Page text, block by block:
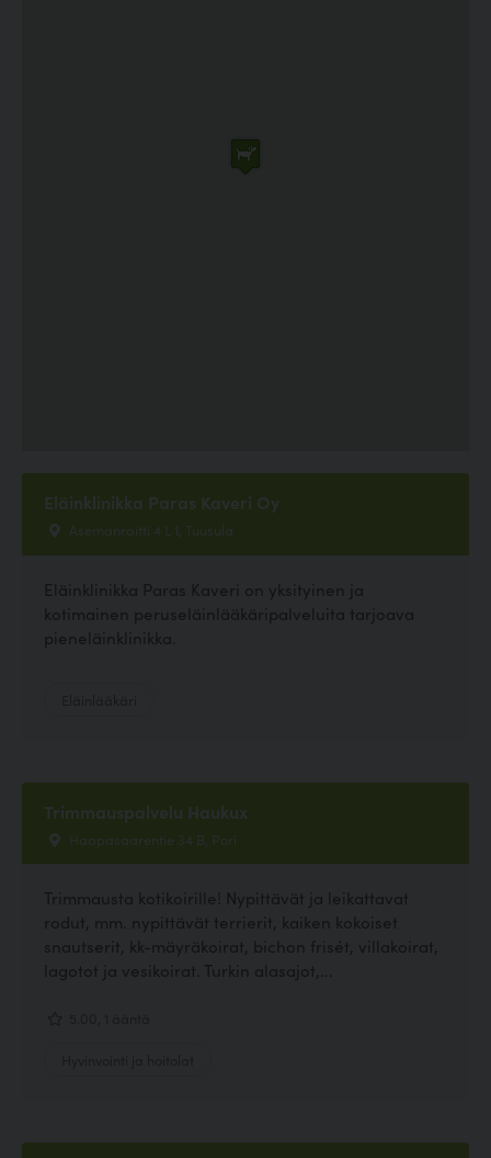
Eläinklinikka Paras Kaveri Oy
Asemanraitti 4 L 1, Tuusula
Eläinklinikka Paras Kaveri on yksityinen ja
kotimainen peruseläinlääkäripalveluita tarjoava
pieneläinklinikka.
Trimmauspalvelu Haukux
Haapasaarentie 34 B, Pori
Trimmausta kotikoirille! Nypittävät ja leikattavat
rodut, mm. nypittävät terrierit, kaiken kokoiset
snautserit, kk-mäyräkoirat, bichon frisét, villakoirat,
lagotot ja vesikoirat. Turkin alasajot,...